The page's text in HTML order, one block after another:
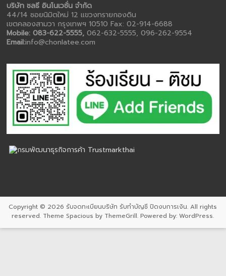
บริษัท ชลธี อินโนเวชั่น จำกัด
44/14 ซอยนิมิตใหม่ 12 แขวงทรายกองดิน
เขตคลองสามวา กรุงเทพฯ 10510 Fax: 02-914-6688
Mobile: 083-622-5555,062-632-5555, 096-262-9554
Email:info@chonlatee.com
Copyright © 2026 รับจดทะเบียนบริษัท รับทำบัญชี ปิดงบการเงิน. All rights
reserved. ThemeSpacious by ThemeGrill. Powered by:WordPress.